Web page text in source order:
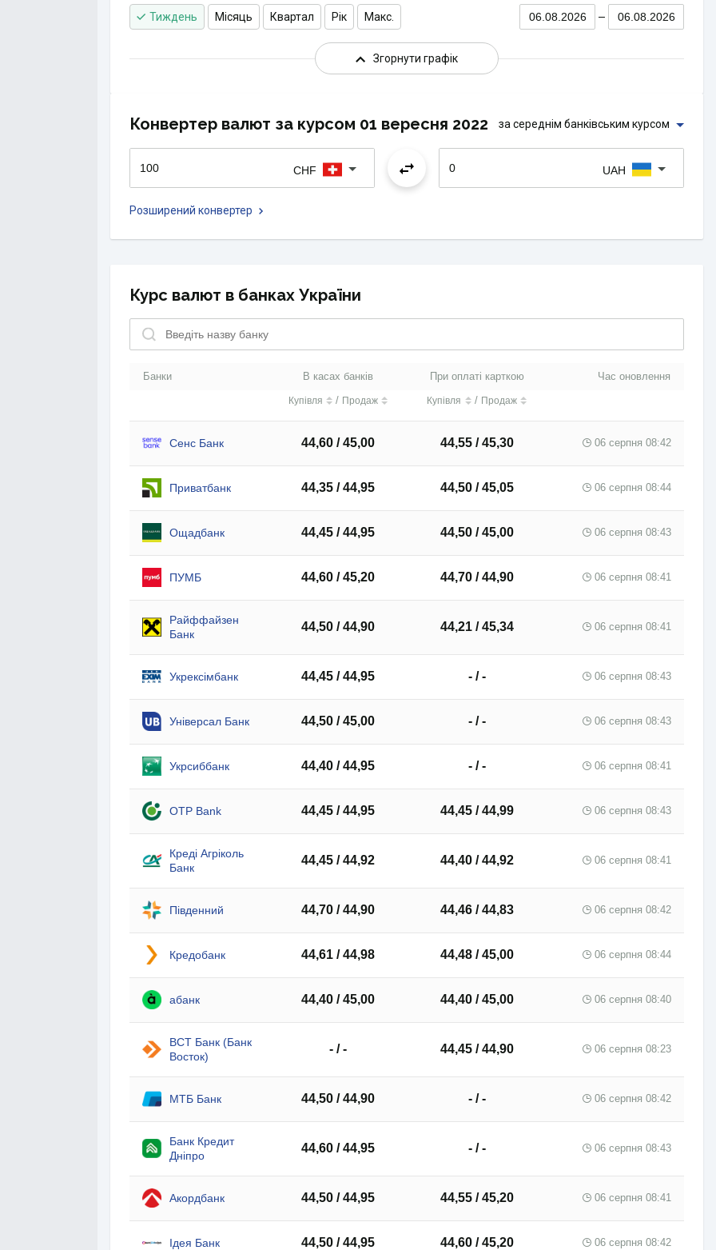
Тиждень Місяць Квартал Рік Макс. 06.08.2026 06.08.2026
Згорнути графік
Конвертер валют за курсом 01 вересня 2022 за середнім банківським курсом
CHF UAH
Розширений конвертер
Курс валют в банках України
Банки В касах банків При оплаті карткою Час оновлення
Купівля / Продаж Купівля / Продаж
Сенс Банк 44,60 / 45,00 44,55 / 45,30 06 серпня 08:42
Приватбанк 44,35 / 44,95 44,50 / 45,05 06 серпня 08:44
Ощадбанк 44,45 / 44,95 44,50 / 45,00 06 серпня 08:43
ПУМБ 44,60 / 45,20 44,70 / 44,90 06 серпня 08:41
Райффайзен
Банк
44,50 / 44,90 44,21 / 45,34 06 серпня 08:41
Укрексімбанк 44,45 / 44,95 - / - 06 серпня 08:43
Універсал Банк 44,50 / 45,00 - / - 06 серпня 08:43
Укрсиббанк 44,40 / 44,95 - / - 06 серпня 08:41
OTP Bank 44,45 / 44,95 44,45 / 44,99 06 серпня 08:43
Креді Агріколь
Банк
44,45 / 44,92 44,40 / 44,92 06 серпня 08:41
Південний 44,70 / 44,90 44,46 / 44,83 06 серпня 08:42
Кредобанк 44,61 / 44,98 44,48 / 45,00 06 серпня 08:44
абанк 44,40 / 45,00 44,40 / 45,00 06 серпня 08:40
ВСТ Банк (Банк
Восток)
- / - 44,45 / 44,90 06 серпня 08:23
МТБ Банк 44,50 / 44,90 - / - 06 серпня 08:42
Банк Кредит
Дніпро
44,60 / 44,95 - / - 06 серпня 08:43
Акордбанк 44,50 / 44,95 44,55 / 45,20 06 серпня 08:41
Ідея Банк 44,50 / 44,95 44,60 / 45,20 06 серпня 08:42